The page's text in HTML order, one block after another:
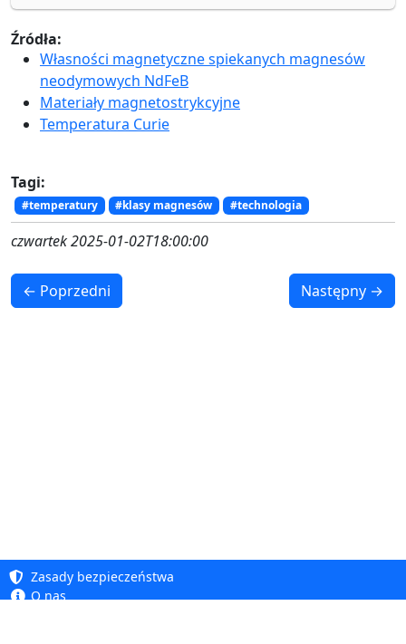
Źródła:
Własności magnetyczne spiekanych magnesów
neodymowych NdFeB
Materiały magnetostrykcyjne
Temperatura Curie
Tagi:
#temperatury #klasy magnesów #technologia
czwartek 2025-01-02T18:00:00
← Poprzedni Następny →
Zasady bezpieczeństwa
O nas